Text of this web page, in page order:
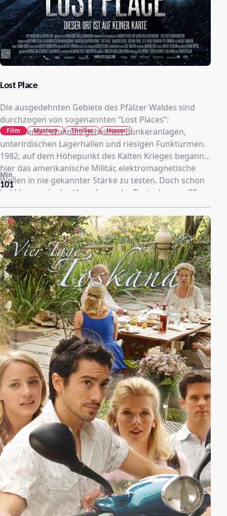
Lost Place
Die ausgedehnten Gebiete des Pfälzer Waldes sind
durchzogen von sogenannten “Lost Places”:
verlassenen, ehemals geheimen Bunkeranlagen,
unterirdischen Lagerhallen und riesigen Funktürmen.
1982, auf dem Höhepunkt des Kalten Krieges begann
hier das amerikanische Militär, elektromagnetische
Wellen in nie gekannter Stärke zu testen. Doch schon
bald kam es in der Umgebung der Testanlage zu 28
Todesfällen. Die Versuche wurden abgebrochen und
die Anlage stillgelegt. Bis heute… Der 18jährigte Daniel
hat die gleichaltrige Elli in einem Internetchat
kennengelernt. Sie begeistern sich für das gleiche
Hobby: Geocaching. Eine Schnitzeljagd, bei der man
mit Hilfe eines GPS Gerätes kleine Rätsel lösen und
Koordinaten finden muss, die den Weg zu einem
“Schatz” weisen. Zur ersten gemeinsamen Suche
bringt Daniel seinen prolligen Kumpel Thomas mit,
und Elli ihre Smartphone-fixierte Freundin Jessica.
101
Min.
Film Mystery Thriller Horror